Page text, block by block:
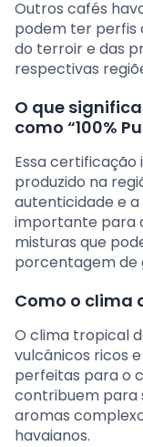
Outros cafés
podem ter perfis
do terroir e das
respectivas
O que
como “100%
Essa
produzido na
autenticidade e a
importante para
misturas que
porcentagem de
Como o clima
O clima tropical
vulcânicos ricos
perfeitas para o
contribuem para
aromas
havaianos.